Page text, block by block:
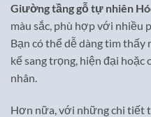
Giường tầng gỗ tự nhiên
màu sắc, phù hợp với nhiều
Bạn có thể dễ dàng tìm
kế sang trọng, hiện đại hoặc
nhân.
Hơn nữa, với những chi tiết